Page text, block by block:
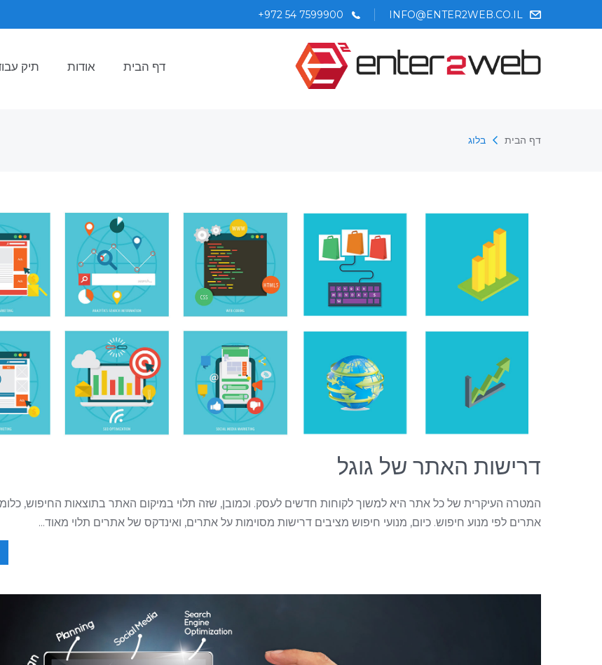
INFO@ENTER2WEB.CO.IL
+972 54 7599900
דף הבית אודות תיק
דף הבית בלוג
דרישות האתר של גוגל
המטרה העיקרית של כל אתר היא למשוך לקוחות חדשים לעסק. וכמובן, שזה תלוי במיקום האתר בתוצאות החיפוש,
אתרים לפי מנוע חיפוש. כיום, מנועי חיפוש מציבים דרישות מסוימות על אתרים, ואינדקס של אתרים תלוי מאוד...